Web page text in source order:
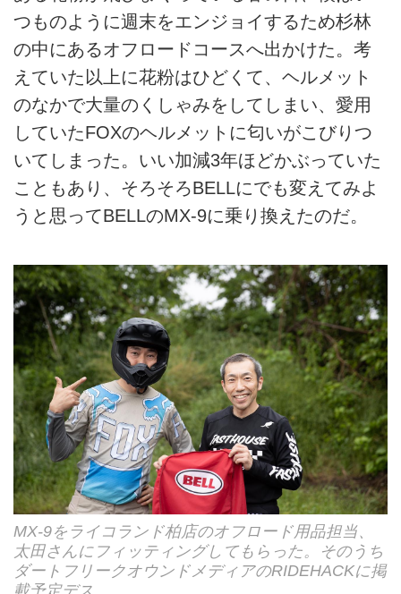
つものように週末をエンジョイするため杉林
の中にあるオフロードコースへ出かけた。考
えていた以上に花粉はひどくて、ヘルメット
のなかで大量のくしゃみをしてしまい、愛用
していたFOXのヘルメットに匂いがこびりつ
いてしまった。いい加減3年ほどかぶっていた
こともあり、そろそろBELLにでも変えてみよ
うと思ってBELLのMX-9に乗り換えたのだ。
MX-9をライコランド柏店のオフロード用品担当、
太田さんにフィッティングしてもらった。そのうち
ダートフリークオウンドメディアのRIDEHACKに掲